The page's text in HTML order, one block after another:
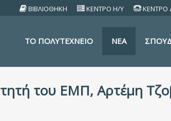
ΒΙΒΛΙΟΘΗΚΗ ΚΕΝΤΡΟ Η/Υ ΚΕΝΤΡΟ
TO ΠΟΛΥΤΕΧΝΕΙΟ ΝΕΑ
του ΕΜΠ, Αρτέμη